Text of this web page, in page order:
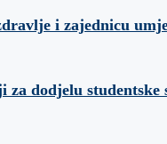
i zajednicu
dodjelu studentske